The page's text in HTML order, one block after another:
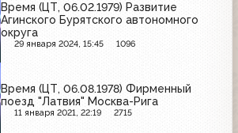
Время (ЦТ, 06.02.1979) Развитие
Агинского Бурятского автономного
округа
29 января 2024, 15:45 1096
Время (ЦТ, 06.08.1978) Фирменный
поезд "Латвия" Москва-Рига
11 января 2021, 22:19 2715